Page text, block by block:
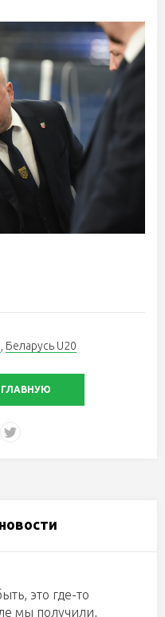
, Беларусь U20
ГЛАВНУЮ
это где-то
мы получили,